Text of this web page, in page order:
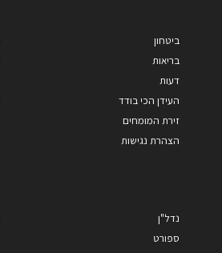
ביטחון
בריאות
דעות
העידן הכי בודד
זירת המומחים
הצהרת נגישות
נדל"ן
ספורט